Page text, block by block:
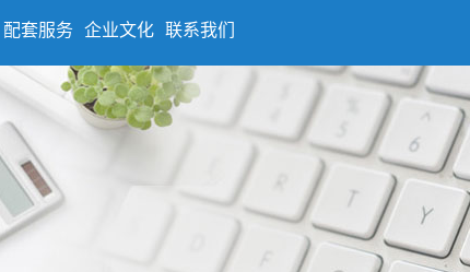
配套服务 企业文化 联系我们